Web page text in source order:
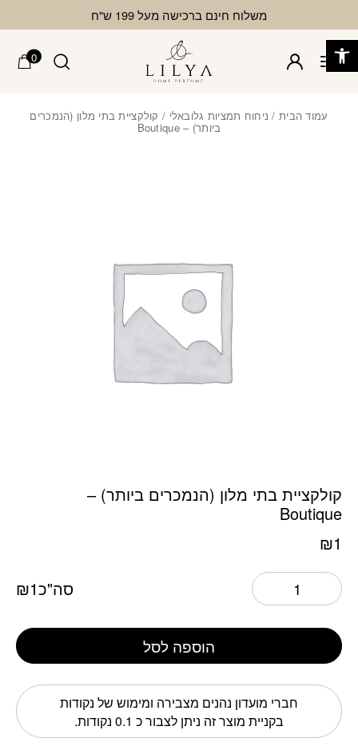
משלוח חינם ברכישה מעל 199 ש"ח
0
עמוד הבית / ניחוח תמציות גלובאלי / קולקציית בתי מלון (הנמכרים
ביותר) – Boutique
קולקציית בתי מלון (הנמכרים ביותר) –
Boutique
₪1
סה"כ ₪1
הוספה לסל
חברי מועדון נהנים מצבירה ומימוש של נקודות
בקניית מוצר זה ניתן לצבור כ 0.1 נקודות.
פתח סרגל נגישות